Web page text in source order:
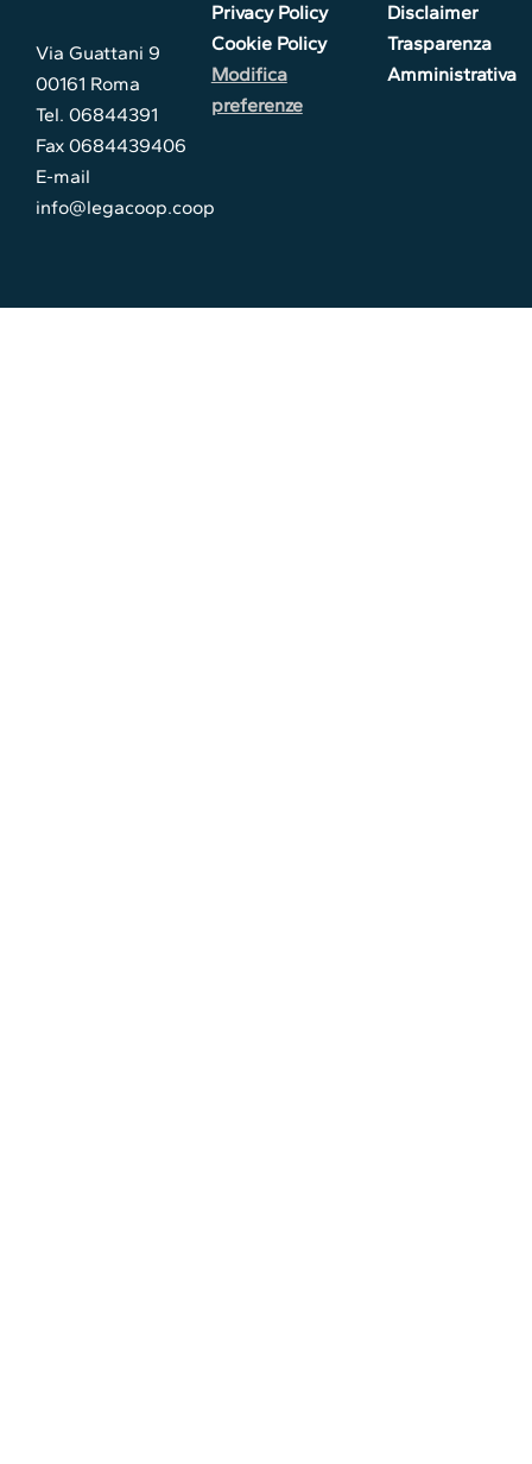
Via Guattani 9
00161 Roma
Tel. 06844391
Fax 0684439406
E-mail
info@legacoop.coop
Privacy Policy
Cookie Policy
Modifica
preferenze
Disclaimer
Trasparenza
Amministrativa